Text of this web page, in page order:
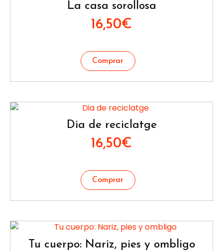
La casa sorollosa
16,50€
Dia de reciclatge
16,50€
Tu cuerpo: Nariz, pies y ombligo